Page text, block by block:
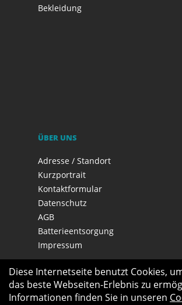
Bekleidung
ÜBER UNS
Adresse / Standort
Kurzportrait
Kontaktformular
Datenschutz
AGB
Batterieentsorgung
Impressum
Diese Internetseite benutzt Cookies,
das beste Webseiten-Erlebnis zu
Informationen finden Sie in unseren